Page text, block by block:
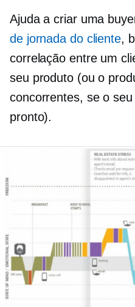
Ajuda a criar uma
de jornada do cliente,
correlação entre um
seu produto (ou o
concorrentes, se o
pronto).